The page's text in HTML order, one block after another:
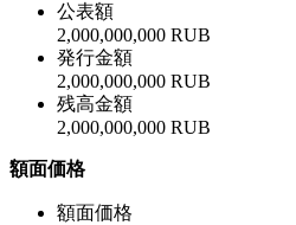
公表額
2,000,000,000 RUB
発行金額
2,000,000,000 RUB
残高金額
2,000,000,000 RUB
額面価格
額面価格